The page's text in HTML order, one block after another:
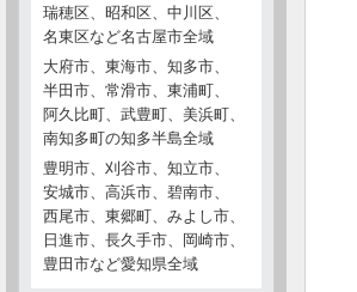
瑞穂区、昭和区、中川区、
名東区など名古屋市全域
大府市、東海市、知多市、
半田市、常滑市、東浦町、
阿久比町、武豊町、美浜町、
南知多町の知多半島全域
豊明市、刈谷市、知立市、
安城市、高浜市、碧南市、
西尾市、東郷町、みよし市、
日進市、長久手市、岡崎市、
豊田市など愛知県全域